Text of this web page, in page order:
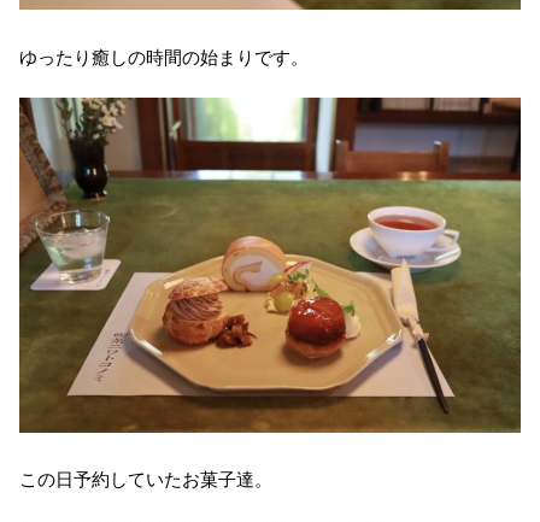
ゆったり癒しの時間の始まりです。
この日予約していたお菓子達。